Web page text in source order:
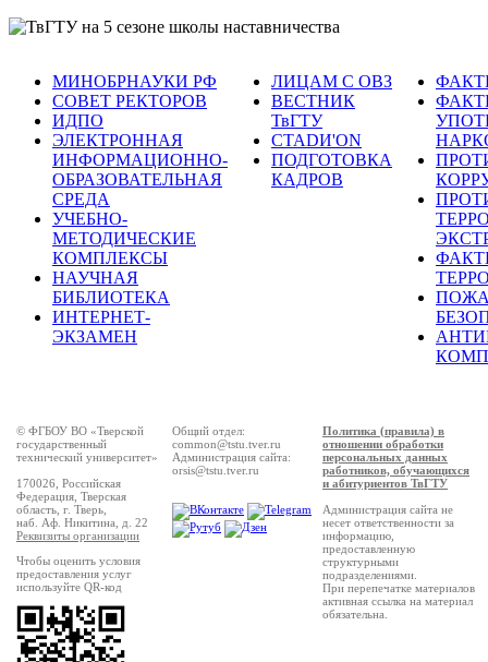
МИНОБРНАУКИ РФ
СОВЕТ РЕКТОРОВ
ИДПО
ЭЛЕКТРОННАЯ
ИНФОРМАЦИОННО-
ОБРАЗОВАТЕЛЬНАЯ
СРЕДА
УЧЕБНО-
МЕТОДИЧЕСКИЕ
КОМПЛЕКСЫ
НАУЧНАЯ
БИБЛИОТЕКА
ИНТЕРНЕТ-
ЭКЗАМЕН
ЛИЦАМ С ОВЗ
ВЕСТНИК
ТвГТУ
СТАDИ'ON
ПОДГОТОВКА
КАДРОВ
© ФГБОУ ВО «Тверской
государственный
технический университет»
170026, Российская
Федерация, Тверская
область, г. Тверь,
наб. Аф. Никитина, д. 22
Реквизиты организации
Чтобы оценить условия
предоставления услуг
используйте QR-код
Общий отдел:
common@tstu.tver.ru
Администрация сайта:
orsis@tstu.tver.ru
Политика (правила) в
отношении обработки
персональных данных
работников, обучающихся
и абитуриентов ТвГТУ
Администрация сайта не
несет ответственности за
информацию,
предоставленную
структурными
подразделениями.
При перепечатке материалов
активная ссылка на материал
обязательна.